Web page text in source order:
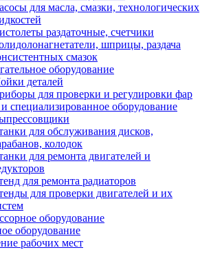
для масла, смазки, технологических
раздаточные, счетчики
шприцы, раздача
смазок
оборудование
деталей
для проверки и регулировки фар
специализированное оборудование
для обслуживания дисков,
колодок
для ремонта двигателей и
для ремонта радиаторов
для проверки двигателей и их
оборудование
оборудование
рабочих мест